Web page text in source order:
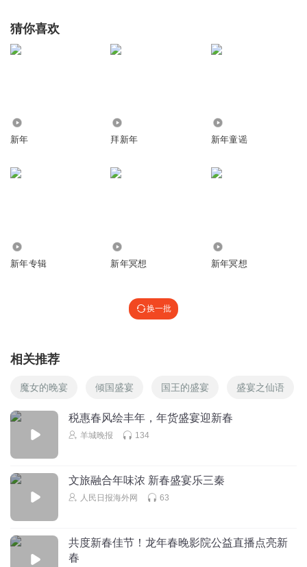
猜你喜欢
新年 拜新年 新年童谣
新年专辑 新年冥想 新年冥想
换一批
相关推荐
魔女的晚宴 倾国盛宴 国王的盛宴 盛宴之仙语
税惠春风绘丰年，年货盛宴迎新春
羊城晚报 134
文旅融合年味浓 新春盛宴乐三秦
人民日报海外网 63
共度新春佳节！龙年春晚影院公益直播点亮新
春